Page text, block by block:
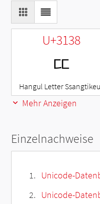
U+3138
ㄸ
Hangul Letter
Mehr Anzeigen
Einzelnachweise
Unicode-
Unicode-